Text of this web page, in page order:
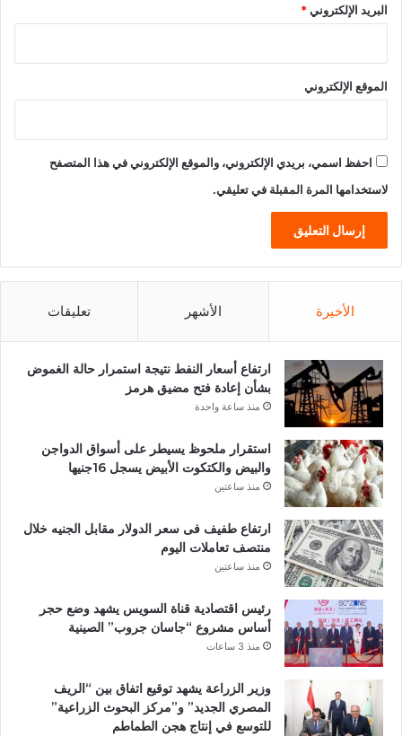
البريد الإلكتروني*
الموقع الإلكتروني
احفظ اسمي، بريدي الإلكتروني، والموقع الإلكتروني في هذا المتصفح
لاستخدامها المرة المقبلة في تعليقي.
الأخيرة الأشهر تعليقات
ارتفاع أسعار النفط نتيجة استمرار حالة الغموض
بشأن إعادة فتح مضيق هرمز
منذ ساعة واحدة
استقرار ملحوظ يسيطر على أسواق الدواجن
والبيض والكتكوت الأبيض يسجل 16جنيها
منذ ساعتين
ارتفاع طفيف فى سعر الدولار مقابل الجنيه خلال
منتصف تعاملات اليوم
منذ ساعتين
رئيس اقتصادية قناة السويس يشهد وضع حجر
أساس مشروع “جاسان جروب” الصينية
منذ 3 ساعات
وزير الزراعة يشهد توقيع اتفاق بين “الريف
المصري الجديد” و”مركز البحوث الزراعية”
للتوسع في إنتاج هجن الطماطم